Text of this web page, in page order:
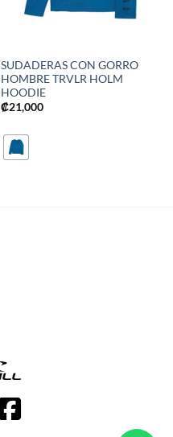
SUDADERAS CON GORRO
HOMBRE TRVLR HOLM
HOODIE
₡21,000